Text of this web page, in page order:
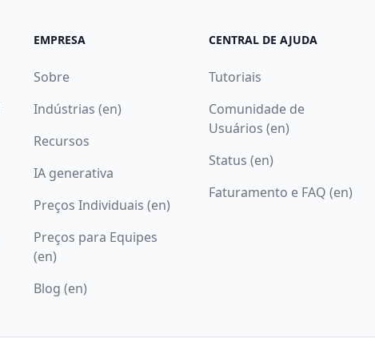
EMPRESA
Sobre
Indústrias (en)
Recursos
IA generativa
Preços Individuais (en)
Preços para Equipes
(en)
Blog (en)
CENTRAL DE AJUDA
Tutoriais
Comunidade de
Usuários (en)
Status (en)
Faturamento e FAQ (en)